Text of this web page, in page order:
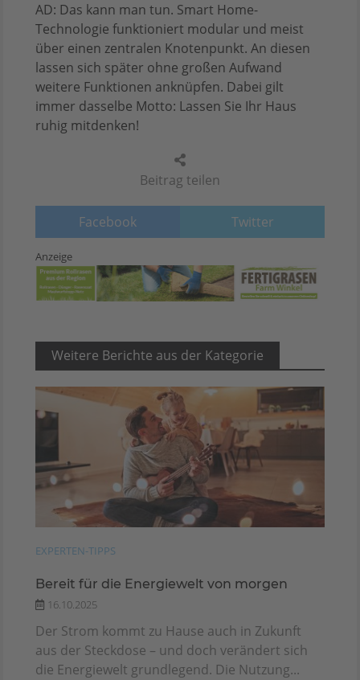
Beitrag teilen
Facebook Twitter
AD: Das kann man tun. Smart Home-
Technologie funktioniert modular und meist
über einen zentralen Knotenpunkt. An diesen
lassen sich später ohne großen Aufwand
weitere Funktionen anknüpfen. Dabei gilt
immer dasselbe Motto: Lassen Sie Ihr Haus
ruhig mitdenken!
Anzeige
Weitere Berichte aus der Kategorie
EXPERTEN-TIPPS
Bereit für die Energiewelt von morgen
16.10.2025
Der Strom kommt zu Hause auch in Zukunft
aus der Steckdose – und doch verändert sich
die Energiewelt grundlegend. Die Nutzung...